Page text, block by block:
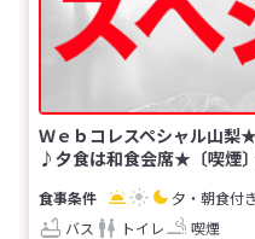
Ｗｅｂコレスペシャル山梨
♪夕食は和食会席★〔喫煙
夕・朝食付き
バス
トイレ 喫煙